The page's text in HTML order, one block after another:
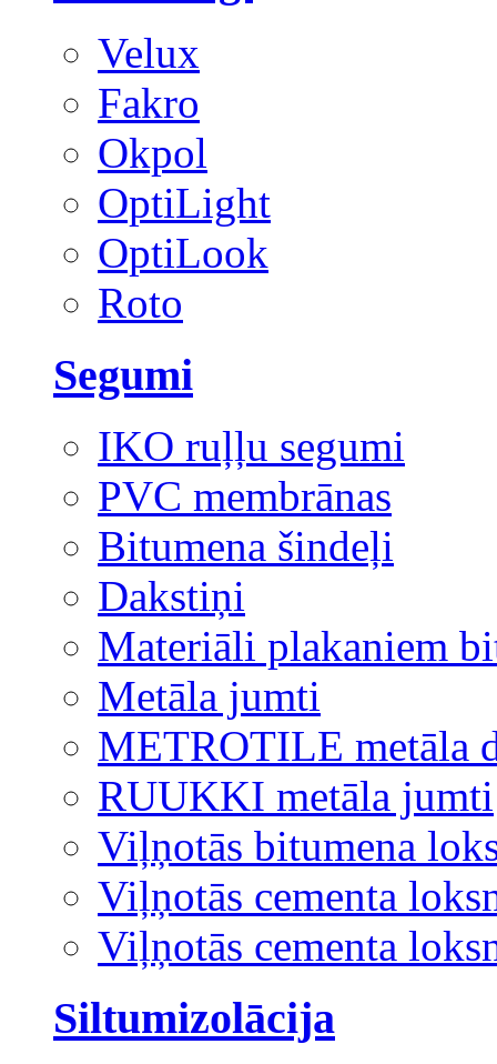
Velux
Fakro
Okpol
OptiLight
OptiLook
Roto
Segumi
IKO ruļļu segumi
PVC membrānas
Bitumena šindeļi
Dakstiņi
Materiāli plakaniem
Metāla jumti
METROTILE metāla
RUUKKI metāla jumti
Viļņotās bitumena
Viļņotās cementa
Viļņotās cementa
Siltumizolācija